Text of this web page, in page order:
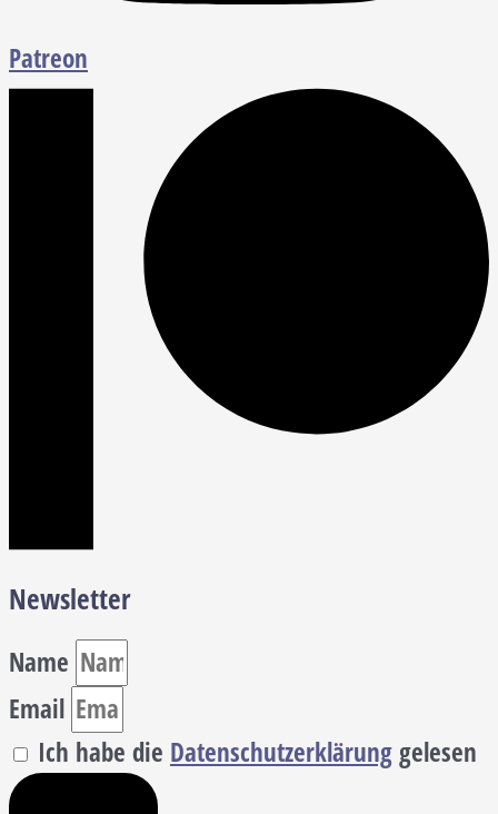
Patreon
Newsletter
Name
Email
Ich habe die Datenschutzerklärunggelesen